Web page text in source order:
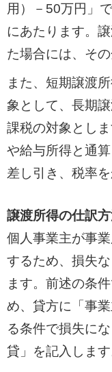
用）－50万円」
にあたります。
た場合には、そ
また、短期譲渡
象として、長期
課税の対象とし
や給与所得と通
差し引き、税率
譲渡所得の仕訳
個人事業主が事
するため、損失
ます。前述の条
め、貸方に「事
る条件で損失に
貸」を記入します